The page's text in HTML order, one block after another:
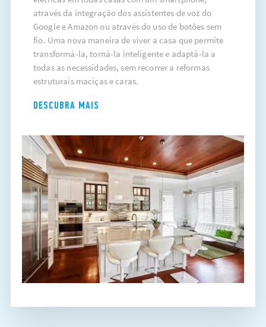
através da integração dos assistentes de voz do
Google e Amazon ou através do uso de botões sem
fio. Uma nova maneira de viver a casa que permite
transformá-la, torná-la inteligente e adaptá-la a
todas as necessidades, sem recorrer a reformas
estruturais maciças e caras.
DESCUBRA MAIS